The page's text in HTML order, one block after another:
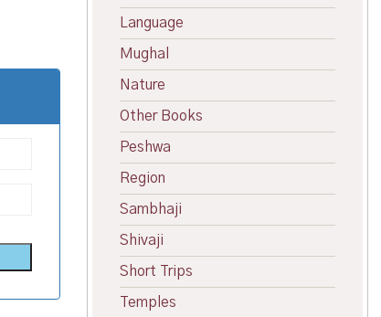
Language
Mughal
Nature
Other Books
Peshwa
Region
Sambhaji
Shivaji
Short Trips
Temples